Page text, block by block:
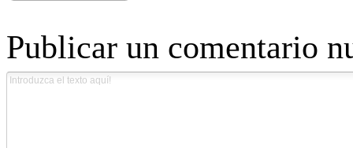
Publicar un comentario